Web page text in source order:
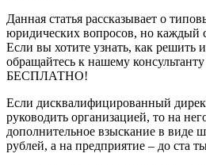
Данная статья рассказывает о
юридических вопросов, но каждый
Если вы хотите узнать, как
обращайтесь к нашему
БЕСПЛАТНО!
Если дисквалифицированный
руководить организацией, то на
дополнительное взыскание в виде
рублей, а на предприятие – до ста